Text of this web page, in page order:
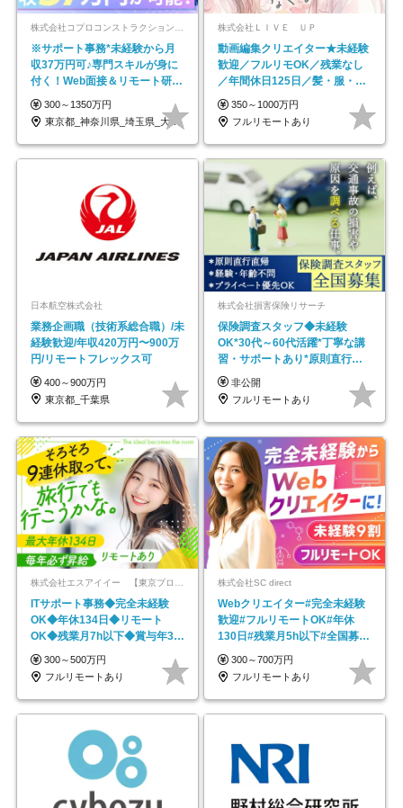
※サポート事務*未経験から月
収37万円可♪専門スキルが身に
付く！Web面接＆リモート研修
も充実♪/a
300～1350万円
東京都_神奈川県_埼玉県_大阪府_愛知県…
株式会社ＬＩＶＥ ＵＰ
動画編集クリエイター★未経験
歓迎／フルリモOK／残業なし
／年間休日125日／髪・服・ネ
イル自由／研修充実で安心
350～1000万円
フルリモートあり
日本航空株式会社
業務企画職（技術系総合職）/未
経験歓迎/年収420万円〜900万
円/リモートフレックス可
400～900万円
東京都_千葉県
株式会社損害保険リサーチ
保険調査スタッフ◆未経験
OK*30代～60代活躍*丁寧な講
習・サポートあり*原則直行直
帰／全国募集・業務委託
非公開
フルリモートあり
ITサポート事務◆完全未経験
OK◆年休134日◆リモート
OK◆残業月7h以下◆賞与年3回
◆5年目まで必ず昇給
300～500万円
フルリモートあり
株式会社SC direct
Webクリエイター#完全未経験
歓迎#フルリモートOK#年休
130日#残業月5h以下#全国募集
#最大1年の研修
300～700万円
フルリモートあり